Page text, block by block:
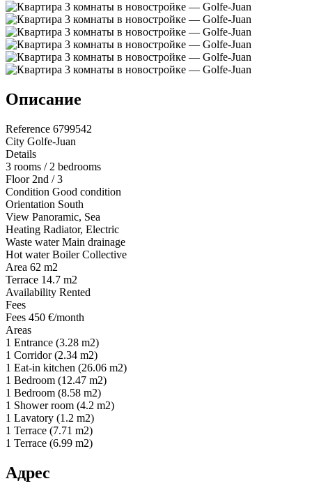
Описание
Reference 6799542
City Golfe-Juan
Details
3 rooms / 2 bedrooms
Floor 2nd / 3
Condition Good condition
Orientation South
View Panoramic, Sea
Heating Radiator, Electric
Waste water Main drainage
Hot water Boiler Collective
Area 62 m2
Terrace 14.7 m2
Availability Rented
Fees
Fees 450 €/month
Areas
1 Entrance (3.28 m2)
1 Corridor (2.34 m2)
1 Eat-in kitchen (26.06 m2)
1 Bedroom (12.47 m2)
1 Bedroom (8.58 m2)
1 Shower room (4.2 m2)
1 Lavatory (1.2 m2)
1 Terrace (7.71 m2)
1 Terrace (6.99 m2)
Адрес